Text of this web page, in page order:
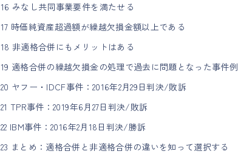
16 みなし共同事業要件を満たせる
17 時価純資産超過額が繰越欠損金額以上である
18 非適格合併にもメリットはある
19 適格合併の繰越欠損金の処理で過去に問題となった事件例
20 ヤフー・IDCF事件：2016年2月29日判決/敗訴
21 TPR事件：2019年6月27日判決/敗訴
22 IBM事件：2016年2月18日判決/勝訴
23 まとめ：適格合併と非適格合併の違いを知って選択する